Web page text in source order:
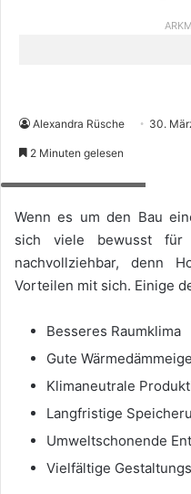
Alexandra Rüsche 30.
2 Minuten gelesen
Wenn es um den Bau
sich viele bewusst
nachvollziehbar, denn
Vorteilen mit sich. Einige
Besseres Raumklima
Gute
Klimaneutrale
Langfristige
Umweltschonende
Vielfältige